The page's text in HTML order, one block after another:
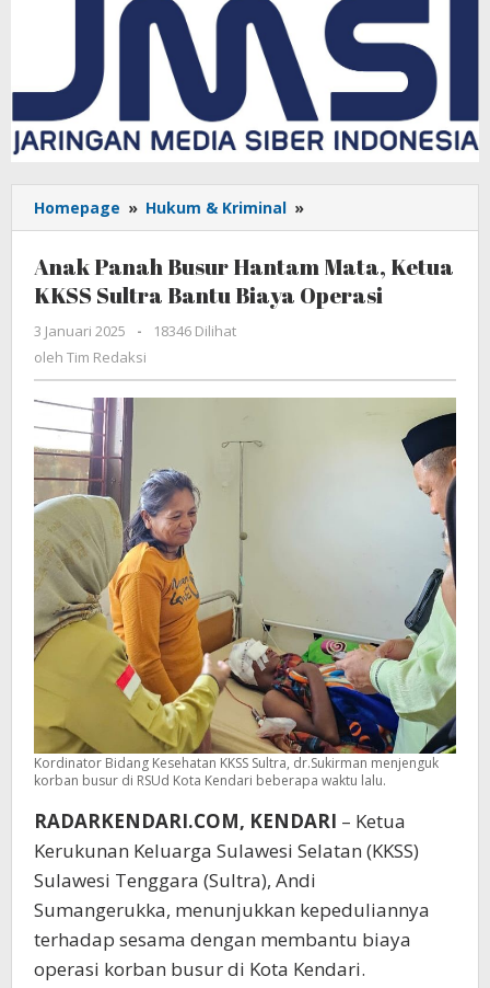
Homepage » Hukum & Kriminal »
Panah
Hantam
Mata,
Anak Panah Busur Hantam Mata, Ketua
KKSS Sultra Bantu Biaya Operasi
3 Januari 2025
oleh
Tim
-
18346 Dilihat
oleh Tim Redaksi
Kordinator Bidang Kesehatan KKSS Sultra, dr.Sukirman menjenguk
korban busur di RSUd Kota Kendari beberapa waktu lalu.
RADARKENDARI.COM, KENDARI – Ketua
Kerukunan Keluarga Sulawesi Selatan (KKSS)
Sulawesi Tenggara (Sultra), Andi
Sumangerukka, menunjukkan kepeduliannya
terhadap sesama dengan membantu biaya
operasi korban busur di Kota Kendari.